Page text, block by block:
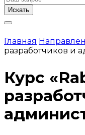
Искать
Главная
разработчиков и
Курс